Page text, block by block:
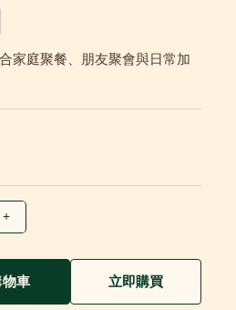
家庭聚餐、朋友聚會與日常加
+
車 立即購買